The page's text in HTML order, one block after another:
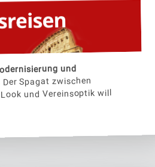
und
Der Spagat zwischen
und Vereinsoptik will